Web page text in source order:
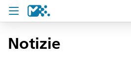
Cerca
Notizie